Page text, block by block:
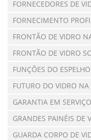
FORNECEDORES DE
FORNECIMENTO
FRONTÃO DE VIDRO
FRONTÃO DE VIDRO
FUNÇÕES DO ESPELHO
FUTURO DO VIDRO
GARANTIA EM
GRANDES PAINÉIS DE
GUARDA CORPO DE